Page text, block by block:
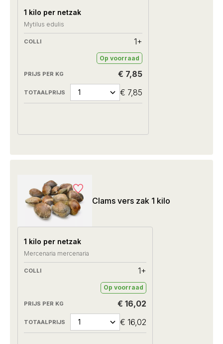
1 kilo per netzak
Mytilus edulis
1+
Op voorraad
€ 7,85
€ 7,85
Clams vers zak 1 kilo
1 kilo per netzak
Mercenaria mercenaria
1+
Op voorraad
€ 16,02
€ 16,02